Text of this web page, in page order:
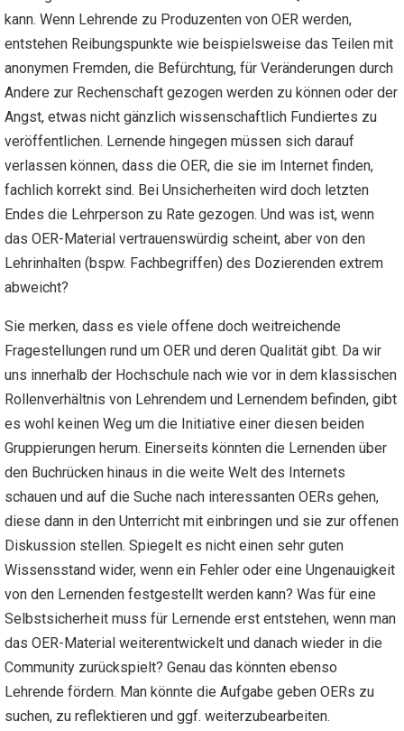
kann. Wenn Lehrende zu Produzenten von OER werden,
entstehen Reibungspunkte wie beispielsweise das Teilen mit
anonymen Fremden, die Befürchtung, für Veränderungen durch
Andere zur Rechenschaft gezogen werden zu können oder der
Angst, etwas nicht gänzlich wissenschaftlich Fundiertes zu
veröffentlichen. Lernende hingegen müssen sich darauf
verlassen können, dass die OER, die sie im Internet finden,
fachlich korrekt sind. Bei Unsicherheiten wird doch letzten
Endes die Lehrperson zu Rate gezogen. Und was ist, wenn
das OER-Material vertrauenswürdig scheint, aber von den
Lehrinhalten (bspw. Fachbegriffen) des Dozierenden extrem
abweicht?
Sie merken, dass es viele offene doch weitreichende
Fragestellungen rund um OER und deren Qualität gibt. Da wir
uns innerhalb der Hochschule nach wie vor in dem klassischen
Rollenverhältnis von Lehrendem und Lernendem befinden, gibt
es wohl keinen Weg um die Initiative einer diesen beiden
Gruppierungen herum. Einerseits könnten die Lernenden über
den Buchrücken hinaus in die weite Welt des Internets
schauen und auf die Suche nach interessanten OERs gehen,
diese dann in den Unterricht mit einbringen und sie zur offenen
Diskussion stellen. Spiegelt es nicht einen sehr guten
Wissensstand wider, wenn ein Fehler oder eine Ungenauigkeit
von den Lernenden festgestellt werden kann? Was für eine
Selbstsicherheit muss für Lernende erst entstehen, wenn man
das OER-Material weiterentwickelt und danach wieder in die
Community zurückspielt? Genau das könnten ebenso
Lehrende fördern. Man könnte die Aufgabe geben OERs zu
suchen, zu reflektieren und ggf. weiterzubearbeiten.